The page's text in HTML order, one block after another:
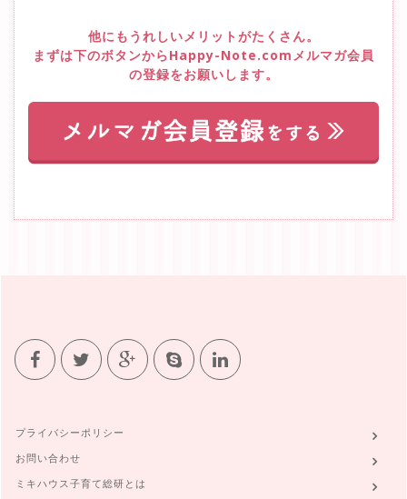
他にもうれしいメリットがたくさん。
まずは下のボタンからHappy-Note.comメルマガ会員
の登録をお願いします。
プライバシーポリシー
お問い合わせ
ミキハウス子育て総研とは